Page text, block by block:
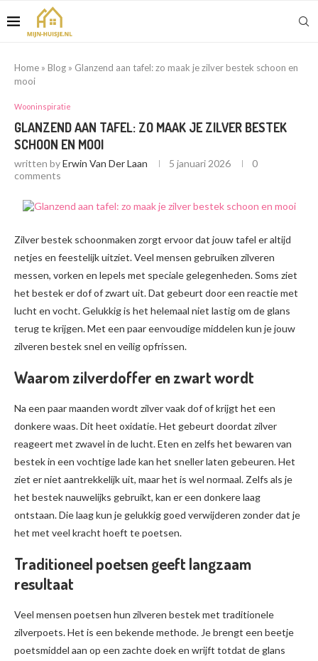
Home » Blog » Glanzend aan tafel: zo maak je zilver bestek schoon en
mooi
Wooninspiratie
GLANZEND AAN TAFEL: ZO MAAK JE ZILVER BESTEK
SCHOON EN MOOI
written byErwin Van Der Laan 5 januari 2026
0
comments
Zilver bestek schoonmaken zorgt ervoor dat jouw tafel er altijd
netjes en feestelijk uitziet. Veel mensen gebruiken zilveren
messen, vorken en lepels met speciale gelegenheden. Soms ziet
het bestek er dof of zwart uit. Dat gebeurt door een reactie met
lucht en vocht. Gelukkig is het helemaal niet lastig om de glans
terug te krijgen. Met een paar eenvoudige middelen kun je jouw
zilveren bestek snel en veilig opfrissen.
Waarom zilverdoffer en zwart wordt
Na een paar maanden wordt zilver vaak dof of krijgt het een
donkere waas. Dit heet oxidatie. Het gebeurt doordat zilver
reageert met zwavel in de lucht. Eten en zelfs het bewaren van
bestek in een vochtige lade kan het sneller laten gebeuren. Het
ziet er niet aantrekkelijk uit, maar het is wel normaal. Zelfs als je
het bestek nauwelijks gebruikt, kan er een donkere laag
ontstaan. Die laag kun je gelukkig goed verwijderen zonder dat je
het met veel kracht hoeft te poetsen.
Traditioneel poetsen geeft langzaam
resultaat
Veel mensen poetsen hun zilveren bestek met traditionele
zilverpoets. Het is een bekende methode. Je brengt een beetje
poetsmiddel aan op een zachte doek en wrijft totdat de glans